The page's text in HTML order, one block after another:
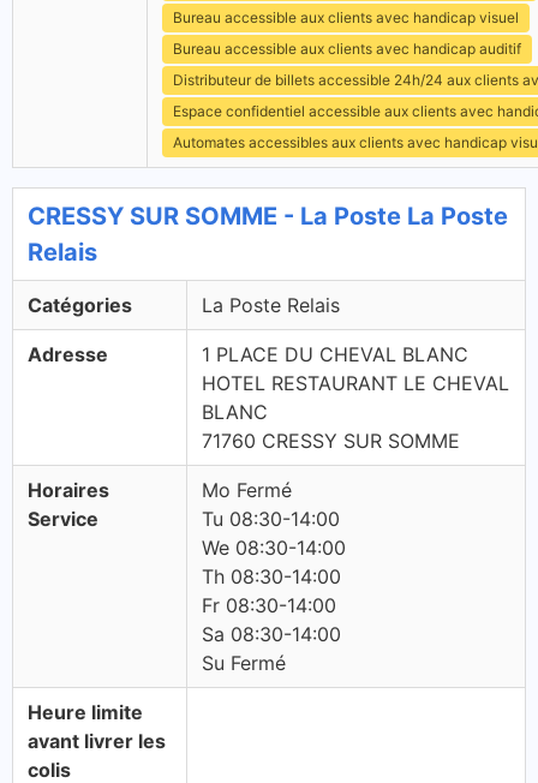
Bureau accessible aux clients avec handicap visuel
Bureau accessible aux clients avec handicap auditif
Distributeur de billets accessible 24h/24 aux clients
Espace confidentiel accessible aux clients avec
Automates accessibles aux clients avec handicap
CRESSY SUR SOMME - La Poste La Poste
Relais
Catégories La Poste Relais
Adresse
1 PLACE DU CHEVAL BLANC
HOTEL RESTAURANT LE CHEVAL
BLANC
71760 CRESSY SUR SOMME
Horaires
Service
Mo Fermé
Tu 08:30-14:00
We 08:30-14:00
Th 08:30-14:00
Fr 08:30-14:00
Sa 08:30-14:00
Su Fermé
Heure limite
avant livrer les
colis